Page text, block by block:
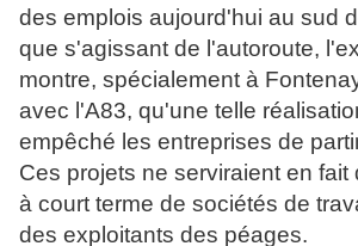
des emplois aujourd'hui au sud
que s'agissant de l'autoroute,
montre, spécialement à
avec l'A83, qu'une telle
empêché les entreprises de
Ces projets ne serviraient en fait
à court terme de sociétés de
des exploitants des péages.